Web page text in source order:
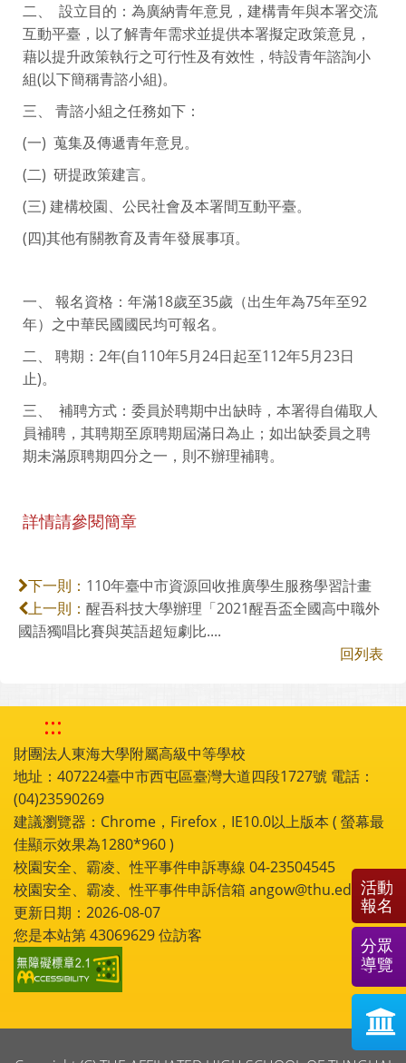
二、 設立目的：為廣納青年意見，建構青年與本署交流
互動平臺，以了解青年需求並提供本署擬定政策意見，
藉以提升政策執行之可行性及有效性，特設青年諮詢小
組(以下簡稱青諮小組)。
三、 青諮小組之任務如下：
(一) 蒐集及傳遞青年意見。
(二) 研提政策建言。
(三) 建構校園、公民社會及本署間互動平臺。
(四)其他有關教育及青年發展事項。
一、 報名資格：年滿18歲至35歲（出生年為75年至92
年）之中華民國國民均可報名。
二、 聘期：2年(自110年5月24日起至112年5月23日
止)。
三、 補聘方式：委員於聘期中出缺時，本署得自備取人
員補聘，其聘期至原聘期屆滿日為止；如出缺委員之聘
期未滿原聘期四分之一，則不辦理補聘。
詳情請參閱簡章
下一則： 110年臺中市資源回收推廣學生服務學習計畫
上一則： 醒吾科技大學辦理「2021醒吾盃全國高中職外
國語獨唱比賽與英語超短劇比....
回列表
:::
財團法人東海大學附屬高級中等學校
地址：407224臺中市西屯區臺灣大道四段1727號 電話：
(04)23590269
建議瀏覽器：Chrome，Firefox，IE10.0以上版本 ( 螢幕最
佳顯示效果為1280*960 )
校園安全、霸凌、性平事件申訴專線 04-23504545
校園安全、霸凌、性平事件申訴信箱 angow@thu.edu.tw
更新日期：2026-08-07
您是本站第43069629位訪客
活動
報名
分眾
導覽